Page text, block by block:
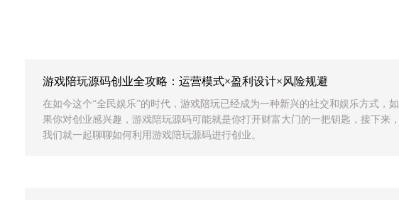
游戏陪玩源码创业全攻略：运营模式×盈利设计×风险规避
在如今这个“全民娱乐”的时代，游戏陪玩已经成为一种新兴的社交和娱乐方式，如
果你对创业感兴趣，游戏陪玩源码可能就是你打开财富大门的一把钥匙，接下来，
我们就一起聊聊如何利用游戏陪玩源码进行创业。